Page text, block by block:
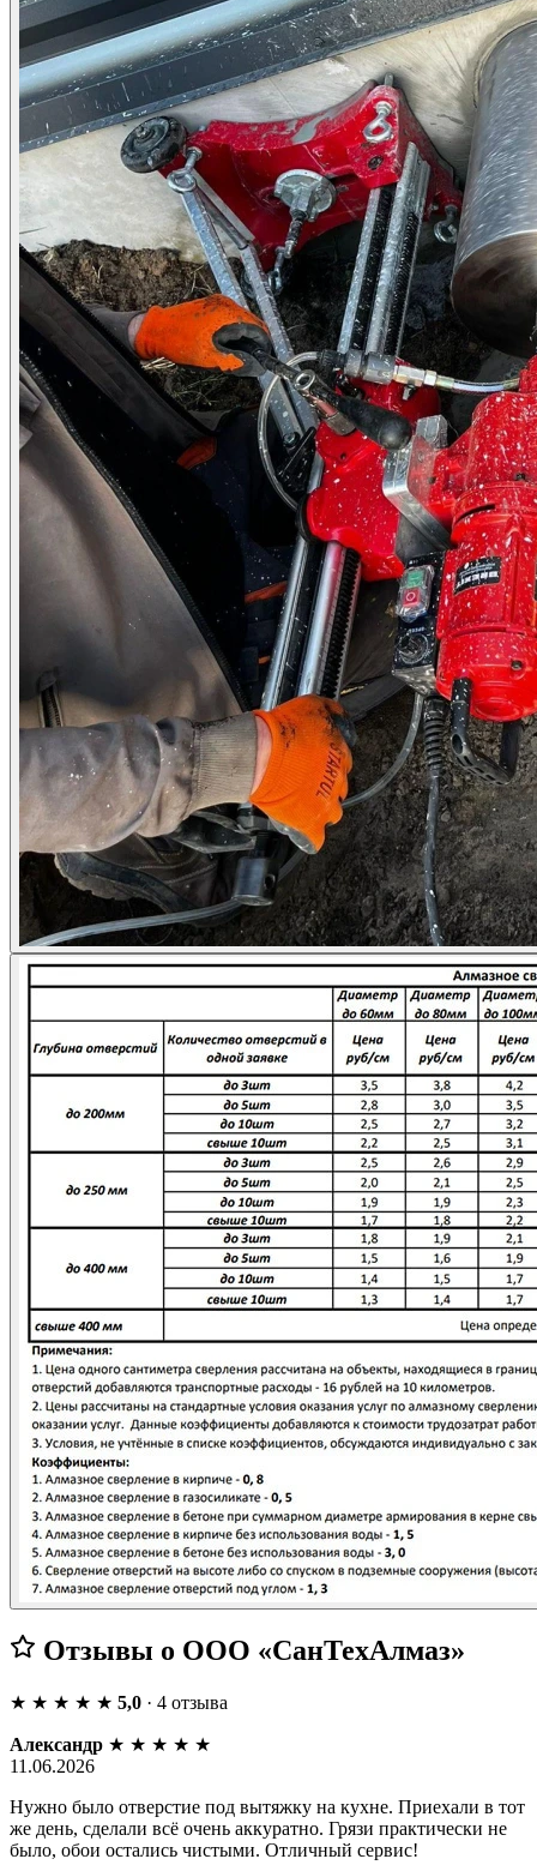
Отзывы о ООО «СанТехАлмаз»
★ ★ ★ ★ ★ 5,0 · 4 отзыва
Александр ★ ★ ★ ★ ★
11.06.2026
Нужно было отверстие под вытяжку на кухне. Приехали в тот
же день, сделали всё очень аккуратно. Грязи практически не
было, обои остались чистыми. Отличный сервис!